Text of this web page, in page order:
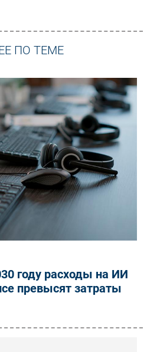
ПО ТЕМЕ
году расходы на ИИ
превысят затраты